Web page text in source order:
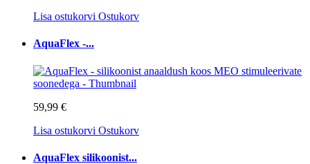
Lisa ostukorvi Ostukorv
AquaFlex -...
59,99 €
Lisa ostukorvi Ostukorv
AquaFlex silikoonist...